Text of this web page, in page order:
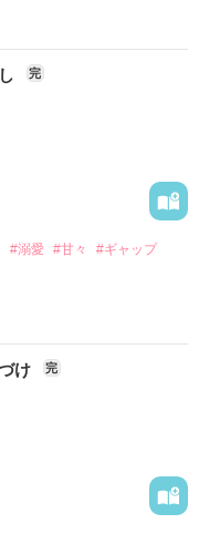
せん』
ています。
なんて恐れ多いっ
。
掲載
ことを。
関係。
だな」
む
完
#溺愛 #甘々
#ギャップ
」
け 完